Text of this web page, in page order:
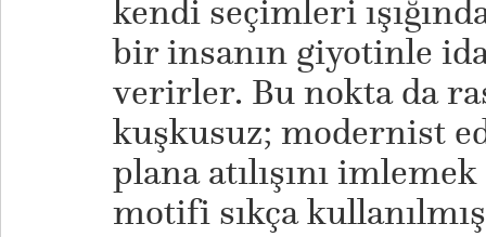
kendi seçimleri
bir insanın giyotinle
verirler. Bu nokta da
kuşkusuz; modernist
plana atılışını
motifi sıkça